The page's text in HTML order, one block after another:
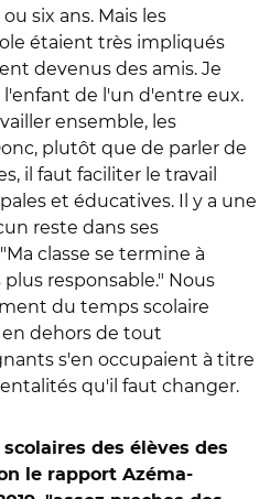
six ans. Mais les
étaient très impliqués
devenus des amis. Je
de l'un d'entre eux.
ensemble, les
plutôt que de parler de
il faut faciliter le travail
et éducatives. Il y a une
reste dans ses
classe se termine à
plus responsable." Nous
du temps scolaire
dehors de tout
s'en occupaient à titre
qu'il faut changer.
des élèves des
le rapport Azéma-